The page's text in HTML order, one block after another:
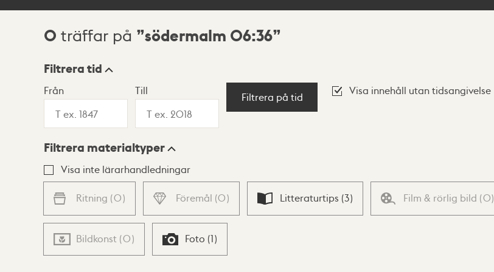
Sökresultat
0 träffar på södermalm 06:36
Visningsläge
Lista Karta
Filtrera tid
Från Till
Filtrera på tid
Visa innehåll utan tidsangivelse
Filtrera materialtyper
Visa inte lärarhandledningar
Ritning (0) Föremål (0) Litteraturtips (3) Film & rörlig bild (0)
Bildkonst (0) Foto (1)